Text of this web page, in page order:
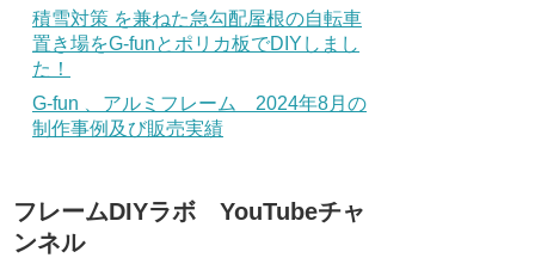
積雪対策 を兼ねた急勾配屋根の自転車
置き場をG-funとポリカ板でDIYしまし
た！
G-fun 、アルミフレーム 2024年8月の
制作事例及び販売実績
フレームDIYラボ YouTubeチャ
ンネル